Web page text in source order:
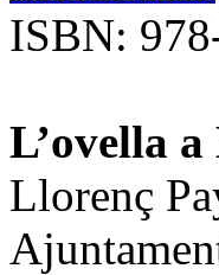
ISBN:
L’ovella
Llorenç